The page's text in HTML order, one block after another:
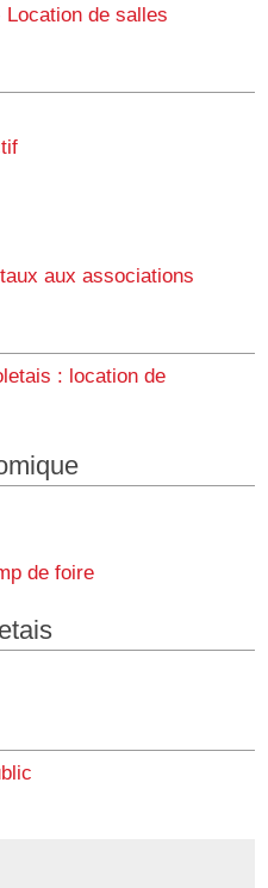
de salles
aux associations
: location de
de foire